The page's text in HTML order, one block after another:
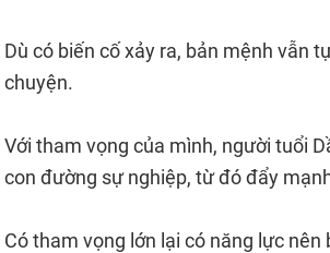
Dù có biến cố xảy ra, bản mệnh vẫn
chuyện.
Với tham vọng của mình, người tuổi
con đường sự nghiệp, từ đó đẩy
Có tham vọng lớn lại có năng lực